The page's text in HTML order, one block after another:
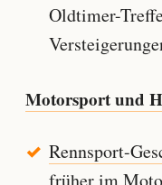
Oldtimer-
Motorsport und
Rennsport-
früher im